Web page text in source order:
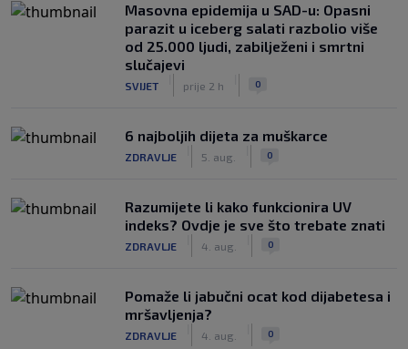
Masovna epidemija u SAD-u: Opasni
parazit u iceberg salati razbolio više
od 25.000 ljudi, zabilježeni i smrtni
slučajevi
SVIJET prije 2 h 0
6 najboljih dijeta za muškarce
ZDRAVLJE 5. aug. 0
Razumijete li kako funkcionira UV
indeks? Ovdje je sve što trebate znati
ZDRAVLJE 4. aug. 0
Pomaže li jabučni ocat kod dijabetesa i
mršavljenja?
ZDRAVLJE 4. aug. 0